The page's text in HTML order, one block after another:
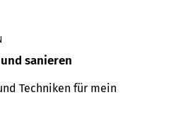
sanieren
Techniken für mein